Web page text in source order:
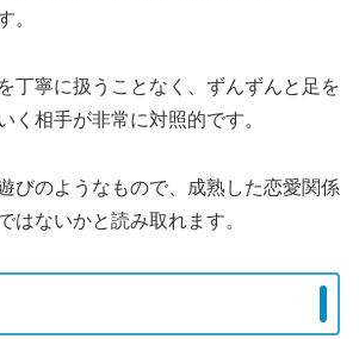
。
丁寧に扱うことなく、ずんずんと足を
く相手が非常に対照的です。
びのようなもので、成熟した恋愛関係
はないかと読み取れます。